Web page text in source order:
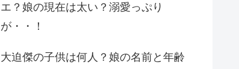
エ？娘の現在は太い？溺愛っぷり
が・・！
大迫傑の子供は何人？娘の名前と年齢